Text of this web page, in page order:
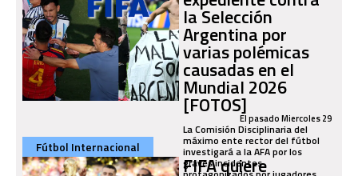
la Selección
Argentina por
varias polémicas
causadas en el
Mundial 2026
[FOTOS]El pasado Miercoles 29
La Comisión Disciplinaria del
máximo ente rector del fútbol
investigará a la AFA por los
graves incidentes
Fútbol Internacional
FIFA quiere